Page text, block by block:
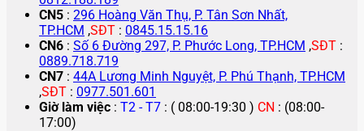
CN5 : 296 Hoàng Văn Thụ, P. Tân Sơn Nhất,
TP.HCM ,SĐT : 0845.15.15.16
CN6 : Số 6 Đường 297, P. Phước Long, TP.HCM ,SĐT :
0889.718.719
CN7 : 44A Lương Minh Nguyệt, P. Phú Thạnh, TP.HCM
,SĐT : 0977.501.601
Giờ làm việc : T2 - T7 : ( 08:00-19:30 ) CN : (08:00-
17:00)